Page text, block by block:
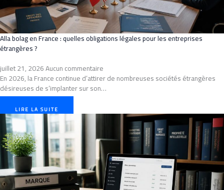
Alla bolag en France : quelles obligations légales pour les entreprises
étrangères ?
juillet 21, 2026Aucun commentaire
En 2026, la France continue d’attirer de nombreuses sociétés étrangères
désireuses de s’implanter sur son…
LIRE LA SUITE